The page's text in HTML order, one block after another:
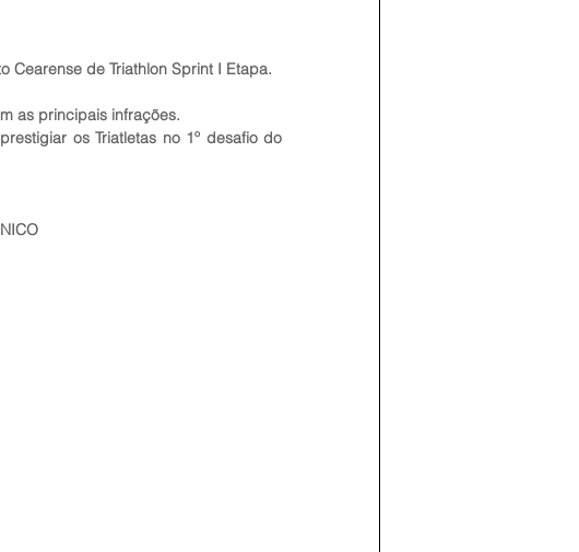
Cearense de Triathlon Sprint I Etapa.
as principais infrações.
os Triatletas no 1º desafio do